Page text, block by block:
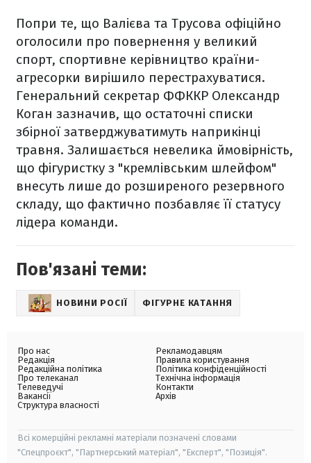
Попри те, що Валієва та Трусова офіційно
оголосили про повернення у великий
спорт, спортивне керівництво країни-
агресорки вирішило перестрахуватися.
Генеральний секретар ФФККР Олександр
Коган зазначив, що остаточні списки
збірної затверджуватимуть наприкінці
травня. Залишається невелика ймовірність,
що фігуристку з "кремлівським шлейфом"
внесуть лише до розширеного резервного
складу, що фактично позбавляє її статусу
лідера команди.
Пов'язані теми:
НОВИНИ РОСІЇ ФІГУРНЕ КАТАННЯ
Про нас
Редакція
Редакційна політика
Про телеканал
Телеведучі
Вакансії
Структура власності
Рекламодавцям
Правила користування
Політика конфіденційності
Технічна інформація
Контакти
Архів
Всі комерційні рекламні матеріали позначені словами
"Спецпроєкт", "Партнерський матеріал", "Експерт", "Позиція".